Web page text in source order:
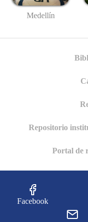
Medellín
Repositorio
Portal de
Facebook